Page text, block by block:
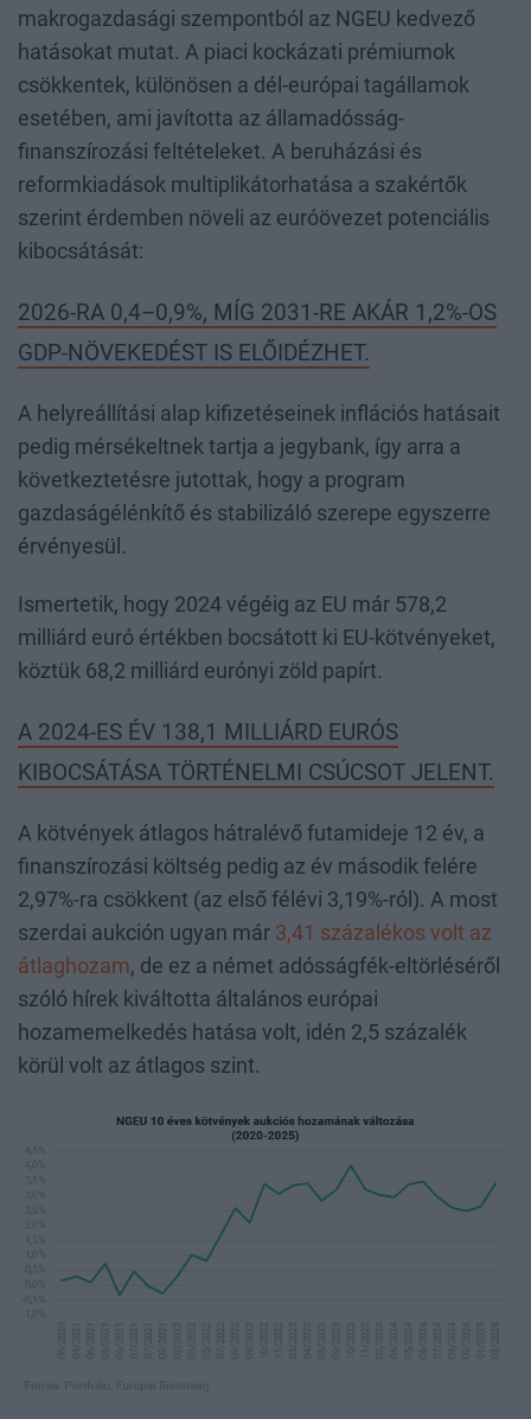
makrogazdasági szempontból az NGEU kedvező
hatásokat mutat. A piaci kockázati prémiumok
csökkentek, különösen a dél-európai tagállamok
esetében, ami javította az államadósság-
finanszírozási feltételeket. A beruházási és
reformkiadások multiplikátorhatása a szakértők
szerint érdemben növeli az euróövezet potenciális
kibocsátását:
2026-RA 0,4–0,9%, MÍG 2031-RE AKÁR 1,2%-OS
GDP-NÖVEKEDÉST IS ELŐIDÉZHET.
A helyreállítási alap kifizetéseinek inflációs hatásait
pedig mérsékeltnek tartja a jegybank, így arra a
következtetésre jutottak, hogy a program
gazdaságélénkítő és stabilizáló szerepe egyszerre
érvényesül.
Ismertetik, hogy 2024 végéig az EU már 578,2
milliárd euró értékben bocsátott ki EU-kötvényeket,
köztük 68,2 milliárd eurónyi zöld papírt.
A 2024-ES ÉV 138,1 MILLIÁRD EURÓS
KIBOCSÁTÁSA TÖRTÉNELMI CSÚCSOT JELENT.
A kötvények átlagos hátralévő futamideje 12 év, a
finanszírozási költség pedig az év második felére
2,97%-ra csökkent (az első félévi 3,19%-ról). A most
szerdai aukción ugyan már 3,41 százalékos volt az
átlaghozam, de ez a német adósságfék-eltörléséről
szóló hírek kiváltotta általános európai
hozamemelkedés hatása volt, idén 2,5 százalék
körül volt az átlagos szint.